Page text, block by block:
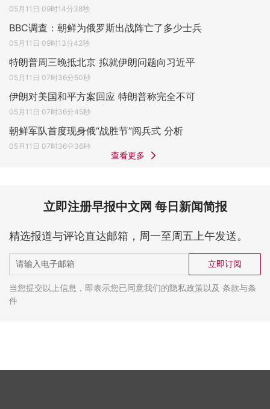
05月11日 09时14分38秒
BBC调查：朝鲜为俄罗斯出战阵亡了多少士兵
05月11日 09时13分42秒
特朗普周三晚抵北京 拟就伊朗问题向习近平
05月11日 07时36分50秒
伊朗对美国和平方案回应 特朗普称完全不可
05月11日 07时36分45秒
朝鲜军队首度现身俄“战胜节”阅兵式 分析
05月11日 07时36分36秒
查看更多
立即注册早报中文网 每日新闻简报
精选报道与评论直达邮箱，周一至周五上午发送。
立即订阅
当您提交以上信息，即表示您已同意我们的隐私政策以及 条款与条
件